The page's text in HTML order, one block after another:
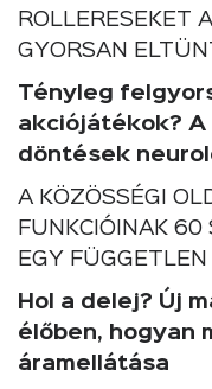
ROLLERESEKET
GYORSAN
Tényleg
akciójátékok? A
döntések
A KÖZÖSSÉGI
FUNKCIÓINAK 60
EGY
Hol a delej? Új
élőben, hogyan
áramellátása